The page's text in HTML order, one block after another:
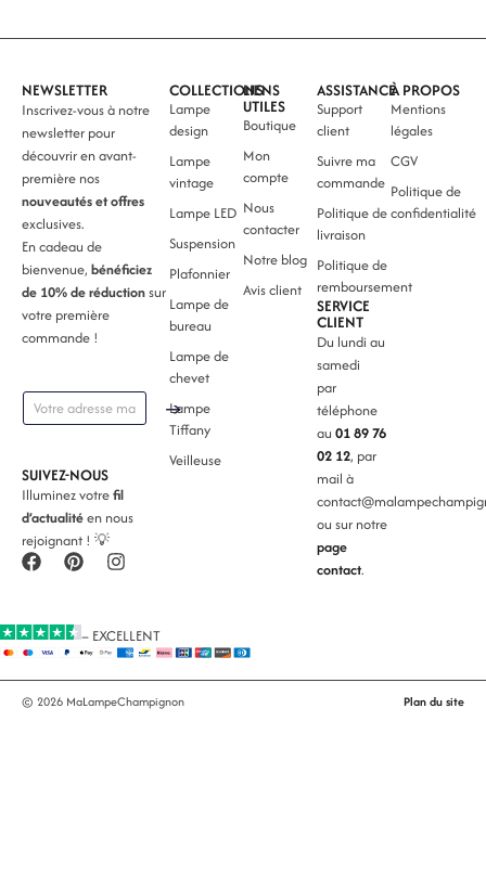
NEWSLETTER
Inscrivez-vous à notre
newsletter pour
découvrir en avant-
première nos
nouveautés et offres
exclusives.
En cadeau de
bienvenue, bénéficiez
de 10% de réductionsur
votre première
commande !
E
m
l
*
→
SUIVEZ-NOUS
Illuminez votrefil
d’actualitéen nous
rejoignant ! 💡
COLLECTIONS
Lampe
design
Lampe
vintage
Lampe LED
Suspension
Plafonnier
Lampe de
bureau
Lampe de
chevet
Lampe
Tiffany
Veilleuse
LIENS
UTILES
Boutique
Mon
compte
Nous
contacter
Notre blog
Avis client
ASSISTANCE
Support
client
Suivre ma
commande
Politique de
livraison
Politique de
remboursement
SERVICE
CLIENT
Du lundi au
samedi
par
téléphone
au 01 89 76
02 12, par
mail à
ou sur notre
page
contact.
À PROPOS
Mentions
légales
CGV
Politique de
confidentialité
– EXCELLENT
© 2026 MaLampeChampignon Plan du site